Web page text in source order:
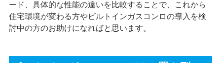
ード、具体的な性能の違いを比較することで、これから
住宅環境が変わる方やビルトインガスコンロの導入を検
討中の方のお助けになればと思います。